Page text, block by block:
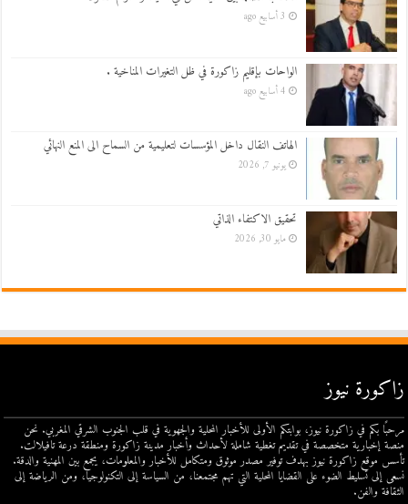
3 أسابيع ago
الواحات بإقليم زاكورة في ظل التغيرات المناخية .
4 أسابيع ago
الهاتف النقال داخل المؤسسات لتعليمية من السماح الى المنع النهائي
يونيو 7, 2026
تحقيق الاكتفاء الذاتي
مايو 30, 2026
زاكورة نيوز
مرحبًا بكم في زاكورة نيوز، بوابتكم الأولى للأخبار المحلية والجهوية في قلب الجنوب الشرقي المغربي. نحن
منصة إخبارية متخصصة في تقديم تغطية شاملة لأحداث وأخبار مدينة زاكورة ومنطقة درعة تافيلالت.
تأسس موقع زاكورة نيوز بهدف توفير مصدر موثوق ومتكامل للأخبار والمعلومات، يجمع بين المهنية والدقة.
نسعى إلى تسليط الضوء على القضايا المحلية التي تهم مجتمعنا، من السياسة إلى التكنولوجيا، ومن الرياضة إلى
الثقافة والفن.